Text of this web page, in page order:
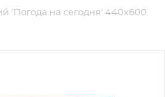
'Погода на сегодня' 440х600